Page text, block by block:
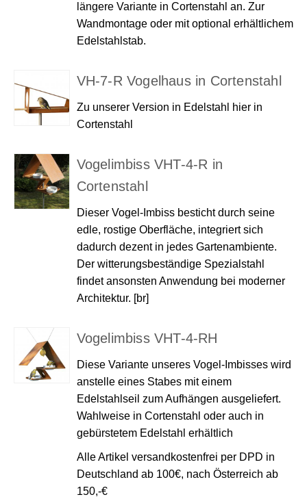
längere Variante in Cortenstahl an. Zur
Wandmontage oder mit optional erhältlichem
Edelstahlstab.
VH-7-R Vogelhaus in Cortenstahl
Zu unserer Version in Edelstahl hier in
Cortenstahl
Vogelimbiss VHT-4-R in
Cortenstahl
Dieser Vogel-Imbiss besticht durch seine
edle, rostige Oberfläche, integriert sich
dadurch dezent in jedes Gartenambiente.
Der witterungsbeständige Spezialstahl
findet ansonsten Anwendung bei moderner
Architektur. [br]
Vogelimbiss VHT-4-RH
Diese Variante unseres Vogel-Imbisses wird
anstelle eines Stabes mit einem
Edelstahlseil zum Aufhängen ausgeliefert.
Wahlweise in Cortenstahl oder auch in
gebürstetem Edelstahl erhältlich
Alle Artikel versandkostenfrei per DPD in
Deutschland ab 100€, nach Österreich ab
150,-€